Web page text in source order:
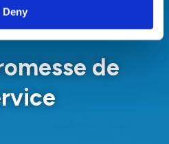
Deny
de